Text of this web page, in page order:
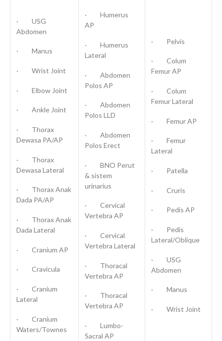
· USG
Abdomen
· Manus
· Wrist Joint
· Elbow Joint
· Ankle Joint
· Thorax
Dewasa PA/AP
· Thorax
Dewasa Lateral
· Thorax Anak
Dada PA/AP
· Thorax Anak
Dada Lateral
· Cranium AP
· Cravicula
· Cranium
Lateral
· Cranium
Waters/Townes
· Humerus
AP
· Humerus
Lateral
· Abdomen
Polos AP
· Abdomen
Polos LLD
· Abdomen
Polos Erect
· BNO Perut
& sistem
urinarius
· Cervical
Vertebra AP
· Cervical
Vertebra Lateral
· Thoracal
Vertebra AP
· Thoracal
Vertebra AP
· Lumbo-
Sacral AP
· Pelvis
· Colum
Femur AP
· Colum
Femur Lateral
· Femur AP
· Femur
Lateral
· Patella
· Cruris
· Pedis AP
· Pedis
Lateral/Oblique
· USG
Abdomen
· Manus
· Wrist Joint